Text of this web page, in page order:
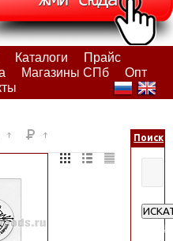
Каталоги
Прайс
Магазины СПб
Опт
Поиск